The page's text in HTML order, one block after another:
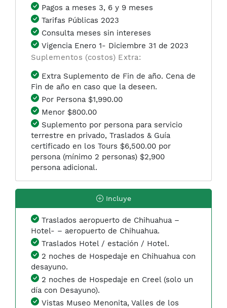
Pagos a meses 3, 6 y 9 meses
Tarifas Públicas 2023
Consulta meses sin intereses
Vigencia Enero 1- Diciembre 31 de 2023
Suplementos (costos) Extra:
Extra Suplemento de Fin de año. Cena de
Fin de año en caso que la deseen.
Por Persona $1,990.00
Menor $800.00
Suplemento por persona para servicio
terrestre en privado, Traslados & Guía
certificado en los Tours $6,500.00 por
persona (mínimo 2 personas) $2,900
persona adicional.
Incluye
Traslados aeropuerto de Chihuahua –
Hotel- – aeropuerto de Chihuahua.
Traslados Hotel / estación / Hotel.
2 noches de Hospedaje en Chihuahua con
desayuno.
2 noches de Hospedaje en Creel (solo un
día con Desayuno).
Vistas Museo Menonita, Valles de los